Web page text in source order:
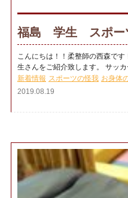
福島 学生 スポー
こんにちは！！柔整師の西森で
生さんをご紹介致します。 サッ
新着情報 スポーツの怪我 お身体
2019.08.19